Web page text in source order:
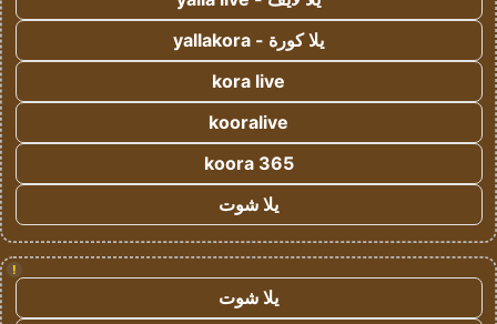
يلا كورة - yallakora
kora live
kooralive
koora 365
يلا شوت
!
يلا شوت